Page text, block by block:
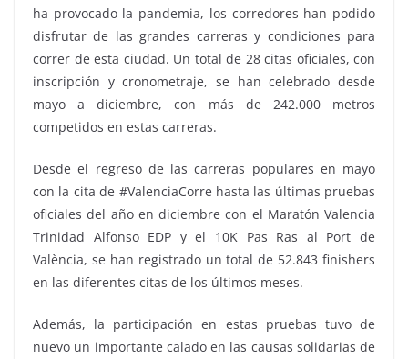
ha provocado la pandemia, los corredores han podido
disfrutar de las grandes carreras y condiciones para
correr de esta ciudad. Un total de 28 citas oficiales, con
inscripción y cronometraje, se han celebrado desde
mayo a diciembre, con más de 242.000 metros
competidos en estas carreras.
Desde el regreso de las carreras populares en mayo
con la cita de #ValenciaCorre hasta las últimas pruebas
oficiales del año en diciembre con el Maratón Valencia
Trinidad Alfonso EDP y el 10K Pas Ras al Port de
València, se han registrado un total de 52.843 finishers
en las diferentes citas de los últimos meses.
Además, la participación en estas pruebas tuvo de
nuevo un importante calado en las causas solidarias de